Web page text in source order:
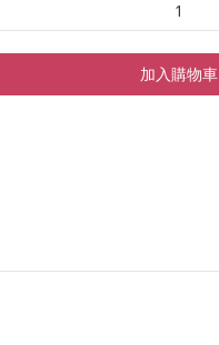
加入購物車